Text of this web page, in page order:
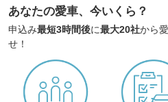
あなたの愛車、今いくら？
申込み最短3時間後に最大20社から
せ！